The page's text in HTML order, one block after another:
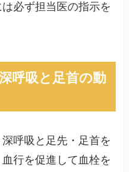
必ず担当医の指示を
呼吸と足首の動
呼吸と足先・足首を
行を促進して血栓を